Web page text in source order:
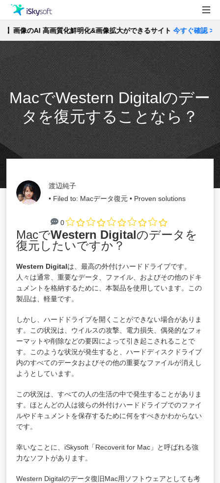
製品
Utility
製品活用事例
ストア
サポート
像のAI 高画質化鮮明化&画像拡大ができるサイト今すぐ確認 >>
MacでWestern Digitalのデー
タを復元することなら？
渡辺純子
• Filed to: Macデータ復元 • Proven solutions
0
MacでWestern Digitalのデータを
復元したいですか？
Western Digitalは、最高の外付けハードドライブです。
人々は通常、重要なデータ、ファイル、およびその他のドキ
ュメントを格納するために、本製品を使用しています。この
製品は、軽量です。
しかし、ハードドライブを開くことができない場合がありま
す。この状況は、ウイルスの攻撃、電力損失、偶発的なフォ
ーマットや削除などの要因によって引き起こされることで
す。このような状況が発生すると、ハードディスクドライブ
内のすべてのデータおよびその他の重要なファイルが消えし
ようとしています。
この状況は、すべての人の生活の中で発生することがありま
す。ほとんどの人は彼らの外付けハードドライブでのファイ
ルやドキュメントを保存するために何をすべきかわからない
です。
幸いなことに、iSkysoft「Recoverit for Mac 」と呼ばれる強
力なソフトがあります。
Western Digitalのデータ復旧Mac用ソフトウェアとしても考